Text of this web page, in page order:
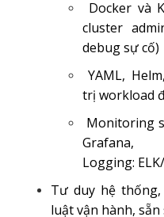
Docker và
cluster
debug sự cố)
YAML,
trị workload
Monitoring
Grafana,
Logging:
Tư duy hệ
luật vận hành, sẵn